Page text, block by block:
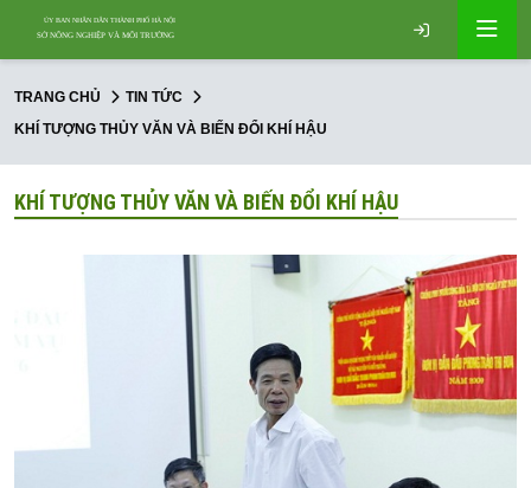
TRANG CHỦ
TIN TỨC
KHÍ TƯỢNG THỦY VĂN VÀ BIẾN ĐỔI KHÍ HẬU
KHÍ TƯỢNG THỦY VĂN VÀ BIẾN ĐỔI KHÍ HẬU